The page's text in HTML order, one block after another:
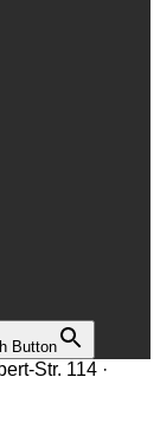
Button
Str. 114 ·